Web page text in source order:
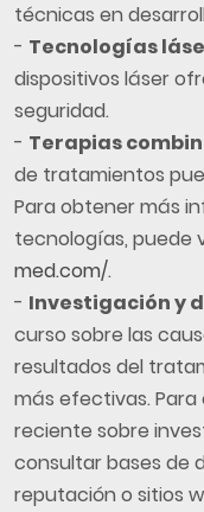
técnicas en
- Tecnologías
dispositivos láser
seguridad.
- Terapias
de tratamientos
Para obtener más
tecnologías, puede
med.com/.
- Investigación y
curso sobre las
resultados del
más efectivas.
reciente sobre
consultar bases de
reputación o sitios